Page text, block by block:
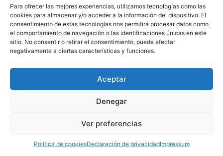
Para ofrecer las mejores experiencias, utilizamos tecnologías como las
cookies para almacenar y/o acceder a la información del dispositivo. El
consentimiento de estas tecnologías nos permitirá procesar datos como
el comportamiento de navegación o las identificaciones únicas en este
sitio. No consentir o retirar el consentimiento, puede afectar
negativamente a ciertas características y funciones.
Aceptar
Denegar
Ver preferencias
Política de cookiesDeclaración de privacidadImpressum
Política de Cookies
Aviso Legal
910 607 564
derechos reservados